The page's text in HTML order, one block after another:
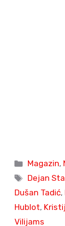
Magazin,
Tags
Dejan
Dušan Tadić,
Hublot,
Vilijams